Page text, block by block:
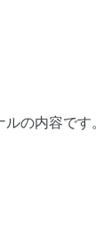
の内容です。